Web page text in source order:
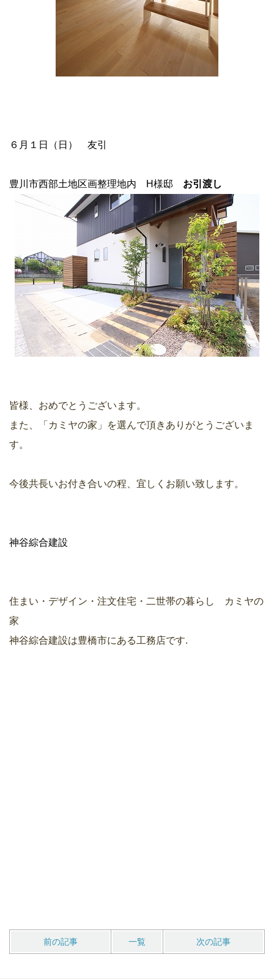
６月１日（日） 友引
豊川市西部土地区画整理地内 H様邸 お引渡し
皆様、おめでとうございます。
また、「カミヤの家」を選んで頂きありがとうございま
す。
今後共長いお付き合いの程、宜しくお願い致します。
神谷綜合建設
住まい・デザイン・注文住宅・二世帯の暮らし カミヤの
家
神谷綜合建設は豊橋市にある工務店です.
前の記事 一覧 次の記事